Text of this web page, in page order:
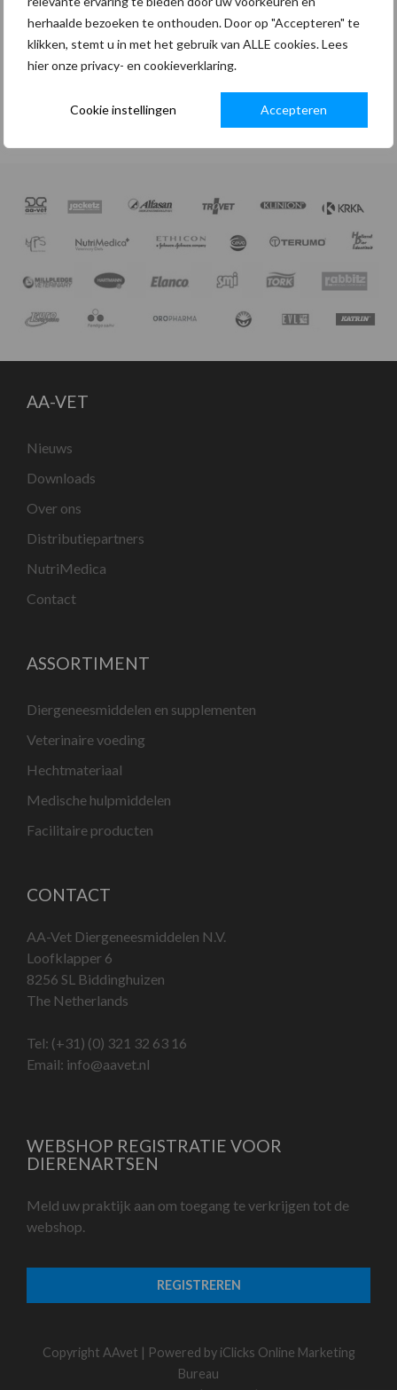
herhaalde bezoeken te onthouden. Door op "Accepteren" te
klikken, stemt u in met het gebruik van ALLE cookies. Lees
hier onze privacy- en cookieverklaring.
Cookie instellingen Accepteren
tot je account te beheren en voor andere doeleinden
zoals omschreven in onzeprivacybeleid.
AA-VET
Nieuws
Downloads
Over ons
Distributiepartners
NutriMedica
Contact
ASSORTIMENT
Diergeneesmiddelen en supplementen
Veterinaire voeding
Hechtmateriaal
Medische hulpmiddelen
Facilitaire producten
CONTACT
AA-Vet Diergeneesmiddelen N.V.
Loofklapper 6
8256 SL Biddinghuizen
The Netherlands
Tel: (+31) (0) 321 32 63 16
Email: info@aavet.nl
WEBSHOP REGISTRATIE VOOR
DIERENARTSEN
Meld uw praktijk aan om toegang te verkrijgen tot de
webshop.
REGISTREREN
Copyright AAvet | Powered by iClicks Online Marketing
Bureau